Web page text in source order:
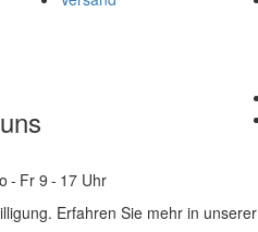
- Fr 9 - 17 Uhr
Erfahren Sie mehr in unserer